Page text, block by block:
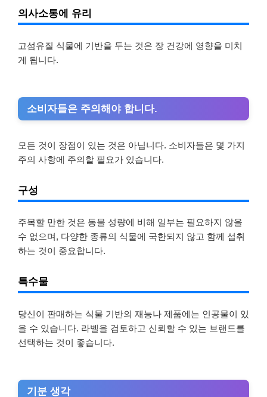
의사소통에 유리
고섬유질 식물에 기반을 두는 것은 장 건강에 영향을 미치
게 됩니다.
소비자들은 주의해야 합니다.
모든 것이 장점이 있는 것은 아닙니다. 소비자들은 몇 가지
주의 사항에 주의할 필요가 있습니다.
구성
주목할 만한 것은 동물 성량에 비해 일부는 필요하지 않을
수 없으며, 다양한 종류의 식물에 국한되지 않고 함께 섭취
하는 것이 중요합니다.
특수물
당신이 판매하는 식물 기반의 재능나 제품에는 인공물이 있
을 수 있습니다. 라벨을 검토하고 신뢰할 수 있는 브랜드를
선택하는 것이 좋습니다.
기분 생각